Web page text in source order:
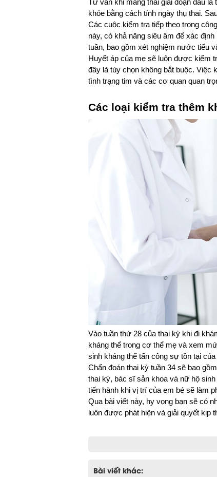
Tư vấn khi mang thai giai đoạn đầu
khỏe bằng cách tính ngày thụ thai.
Các cuộc kiểm tra tiếp theo trong
này, có khả năng siêu âm để xác
tuần, bao gồm xét nghiệm nước tiểu
Huyết áp của mẹ sẽ luôn được kiểm
đây là tùy chọn không bắt buộc. Việc
tình trạng tim và các cơ quan quan
Các loại kiểm tra thêm
Vào tuần thứ 28 của thai kỳ khi đi
kháng thể trong cơ thể mẹ và xem
sinh kháng thể tấn công sự tồn tại của
Chẩn đoán thai kỳ tuần 34 sẽ bao
thai kỳ, bác sĩ sản khoa và nữ hộ
tiến hành khi vị trí của em bé sẽ làm
Qua bài viết này, hy vọng bạn sẽ có
luôn được phát hiện và giải quyết kịp
Bài viết khác: